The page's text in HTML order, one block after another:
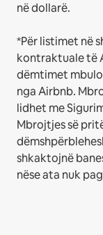
në dollarë.
*Për listimet në
kontraktuale të
dëmtimet
nga Airbnb.
lidhet me
Mbrojtjes së
shkaktojnë
nëse ata nuk